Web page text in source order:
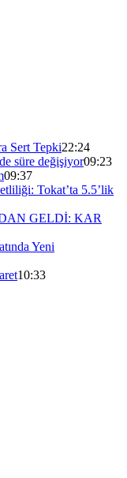
Sert Tepki22:24
süre değişiyor09:23
09:37
Tokat’ta 5.5’lik
GELDİ: KAR
Yeni
10:33